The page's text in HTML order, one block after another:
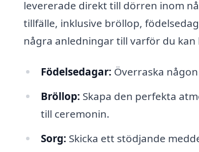
levererade direkt till dörren inom
tillfälle, inklusive bröllop,
några anledningar till varför du
Födelsedagar: Överraska
Bröllop: Skapa den perfekta
till ceremonin.
Sorg: Skicka ett stödjande